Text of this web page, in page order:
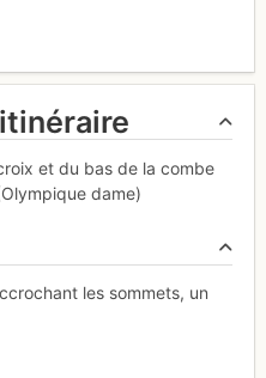
et du bas de la combe
dame)
les sommets, un